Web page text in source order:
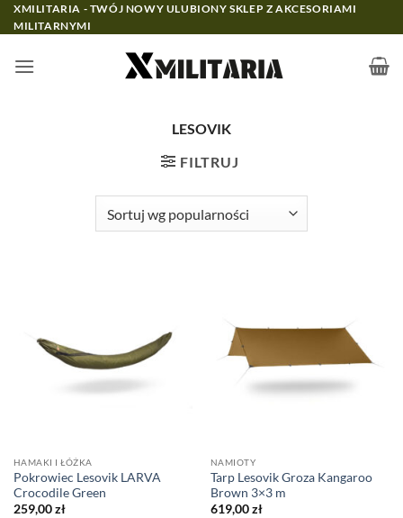
Przewiń
do
XMILITARIA - TWÓJ NOWY ULUBIONY SKLEP Z AKCESORIAMI
MILITARNYMI
LESOVIK
FILTRUJ
HAMAKI I ŁÓŻKA
Pokrowiec Lesovik LARVA
Crocodile Green
259,00zł
NAMIOTY
Tarp Lesovik Groza Kangaroo
Brown 3×3 m
619,00zł